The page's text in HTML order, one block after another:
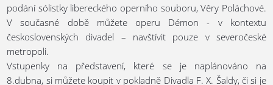
podání sólistky libereckého operního souboru, Věry Poláchové.
V současné době můžete operu Démon - v kontextu
československých divadel – navštívit pouze v severočeské
metropoli.
Vstupenky na představení, které se je naplánováno na
8.dubna, si můžete koupit v pokladně Divadla F. X. Šaldy, či si je